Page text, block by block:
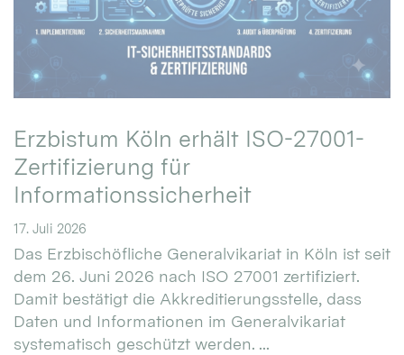
Erzbistum Köln erhält ISO-27001-
Zertifizierung für
Informationssicherheit
17. Juli 2026
Das Erzbischöfliche Generalvikariat in Köln ist seit
dem 26. Juni 2026 nach ISO 27001 zertifiziert.
Damit bestätigt die Akkreditierungsstelle, dass
Daten und Informationen im Generalvikariat
systematisch geschützt werden. ...